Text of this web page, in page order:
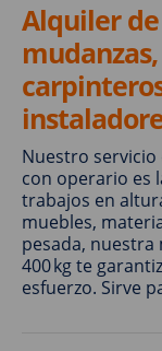
Alquiler
Nuestro
con operario es
trabajos en
muebles,
pesada, nuestra
400 kg te
esfuerzo. Sirve